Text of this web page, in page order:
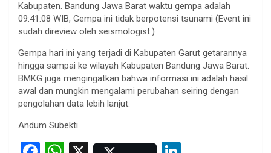
Kabupaten. Bandung Jawa Barat waktu gempa adalah
09:41:08 WIB, Gempa ini tidak berpotensi tsunami (Event ini
sudah direview oleh seismologist.)
Gempa hari ini yang terjadi di Kabupaten Garut getarannya
hingga sampai ke wilayah Kabupaten Bandung Jawa Barat.
BMKG juga mengingatkan bahwa informasi ini adalah hasil
awal dan mungkin mengalami perubahan seiring dengan
pengolahan data lebih lanjut.
Andum Subekti